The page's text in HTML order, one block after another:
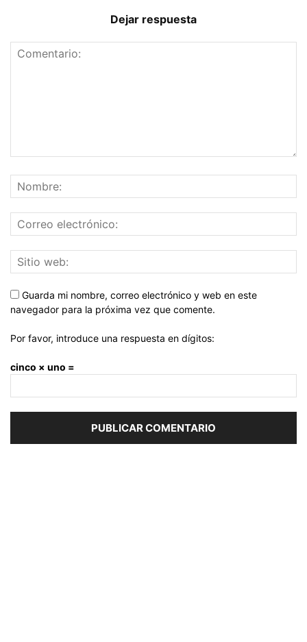
Dejar respuesta
Guarda mi nombre, correo electrónico y web en este
navegador para la próxima vez que comente.
Por favor, introduce una respuesta en dígitos:
cinco × uno =